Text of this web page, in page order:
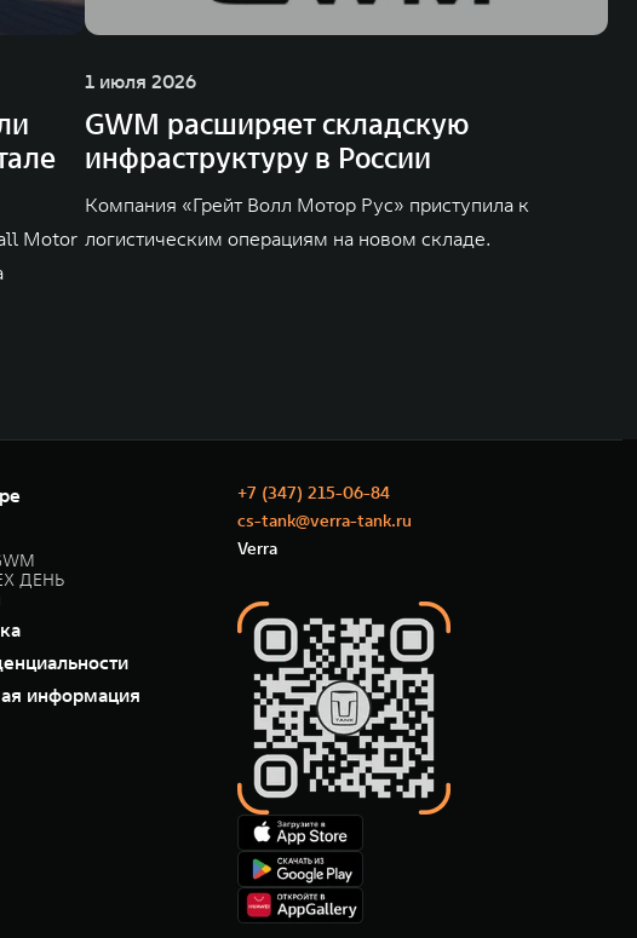
Motor
1 июля 2026
GWM расширяет складскую
инфраструктуру в России
Компания «Грейт Волл Мотор Рус» приступила к
логистическим операциям на новом складе.
ДЕНЬ
информация
+7 (347) 215-06-84
cs-tank@verra-tank.ru
Verra